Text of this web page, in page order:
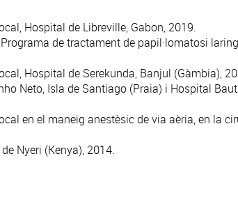
Hospital de Libreville, Gabon, 2019.
de tractament de papil·lomatosi
Hospital de Serekunda, Banjul (Gàmbia),
Neto, Isla de Santiago (Praia) i Hospital
en el maneig anestèsic de via aèria, en la
Nyeri (Kenya), 2014.